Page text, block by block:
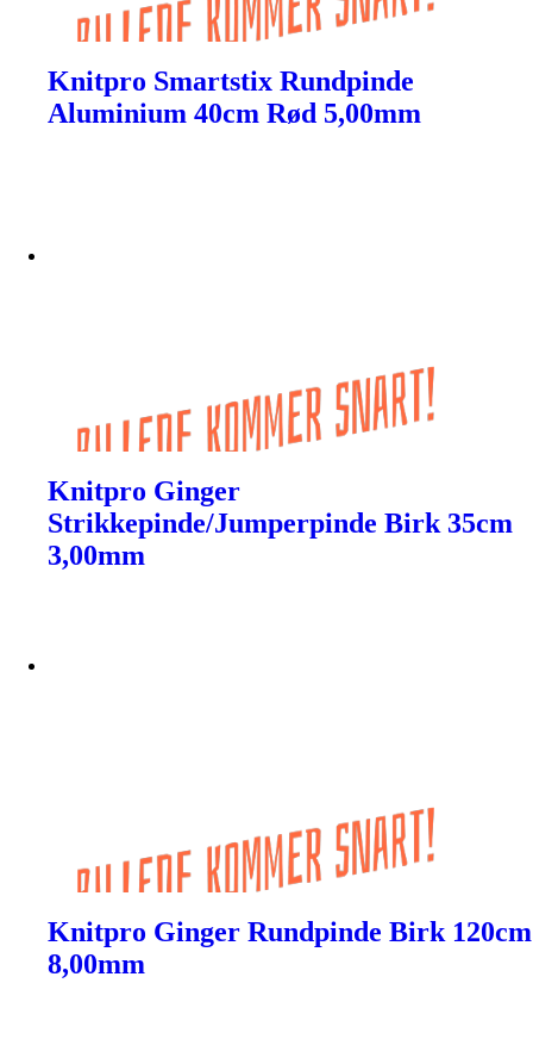
Knitpro Smartstix Rundpinde
Aluminium 40cm Rød 5,00mm
Knitpro Ginger
Strikkepinde/Jumperpinde Birk 35cm
3,00mm
Knitpro Ginger Rundpinde Birk 120cm
8,00mm